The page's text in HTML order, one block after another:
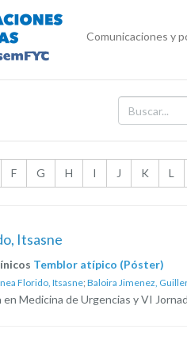
Comunicaciones y
F G H I J K L
Itsasne
Temblor atípico (Póster)
Florido, Itsasne; Baloira Jimenez,
Medicina de Urgencias y VI